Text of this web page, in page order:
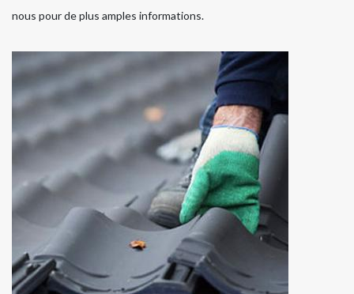
nous pour de plus amples informations.